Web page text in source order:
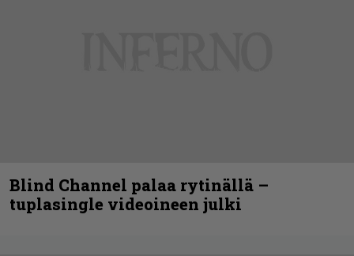
Blind Channel palaa rytinällä –
tuplasingle videoineen julki